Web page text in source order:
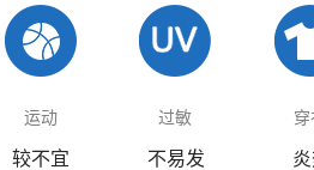
运动 过敏 穿
较不宜 不易发